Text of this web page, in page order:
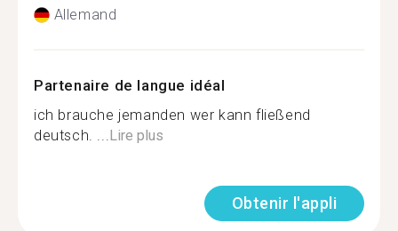
Allemand
Partenaire de langue idéal
ich brauche jemanden wer kann fließend
deutsch. ...Lire plus
Obtenir l'appli